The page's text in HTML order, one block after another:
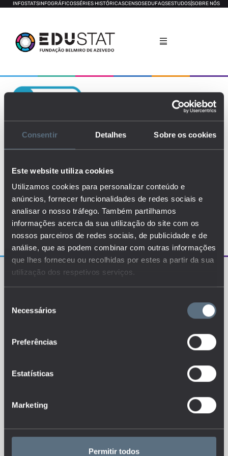
Consentir Detalhes Sobre os cookies
Este website utiliza cookies
Utilizamos cookies para personalizar conteúdo e
anúncios, fornecer funcionalidades de redes sociais e
analisar o nosso tráfego. Também partilhamos
informações acerca da sua utilização do site com os
nossos parceiros de redes sociais, de publicidade e de
análise, que as podem combinar com outras informações
que lhes forneceu ou recolhidas por estes a partir da sua
utilização dos respetivos serviços.
Necessários
Preferências
Estatísticas
Marketing
Permitir todos
INFOSTATSINFOGRÁFICOSSÉRIES HISTÓRICASCENSOSEDUFAQSESTUDOSSOBRE NÓS
População com ensino superior
conhecimento da situação atual, tendências de
evolução e dinâmicas estruturais do sistema de ensino